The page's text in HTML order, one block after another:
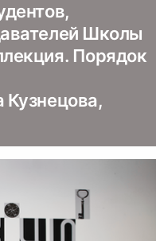
Школы
Порядок